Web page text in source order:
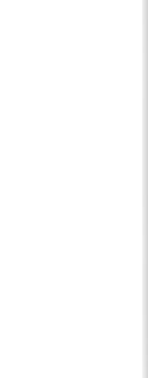
sbagliato con
dice tutto
l'emozione e al
l'Argentina era a